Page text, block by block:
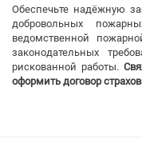
Обеспечьте надёжную
добровольных
ведомственной
законодательных
рискованной работы.
оформить договор